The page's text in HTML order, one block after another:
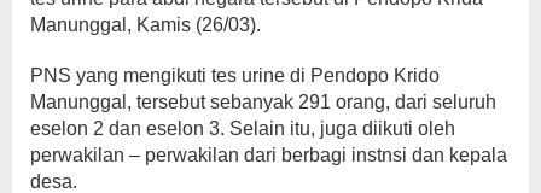
Manunggal, Kamis (26/03).
PNS yang mengikuti tes urine di Pendopo Krido
Manunggal, tersebut sebanyak 291 orang, dari seluruh
eselon 2 dan eselon 3. Selain itu, juga diikuti oleh
perwakilan – perwakilan dari berbagi instnsi dan kepala
desa.